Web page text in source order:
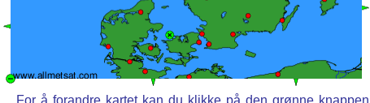
For å forandre kartet kan du klikke på den grønne knappen